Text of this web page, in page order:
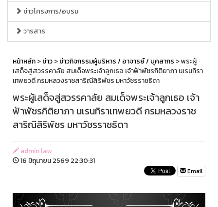
ข่าวโครงการ/อบรม
วารสาร
หน้าหลัก>ข่าว>ข่าวกิจกรรมผู้บริหาร / อาจารย์ / บุคลากร > พระผู้
เสด็จสู่สวรรคาลัย สมเด็จพระเจ้าลูกเธอ เจ้าฟ้าพัชรกิติยาภา นเรนทิรา
เทพยวดี กรมหลวงราชสาริณีสิริพัชร มหาวัชรราชธิดา
พระผู้เสด็จสู่สวรรคาลัย สมเด็จพระเจ้าลูกเธอ เจ้า
ฟ้าพัชรกิติยาภา นเรนทิราเทพยวดี กรมหลวงราช
สาริณีสิริพัชร มหาวัชรราชธิดา
admin law
16 มิถุนายน 2569 22:30:31
Email